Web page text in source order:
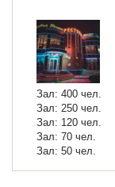
Зал: 400 чел.
Зал: 250 чел.
Зал: 120 чел.
Зал: 70 чел.
Зал: 50 чел.